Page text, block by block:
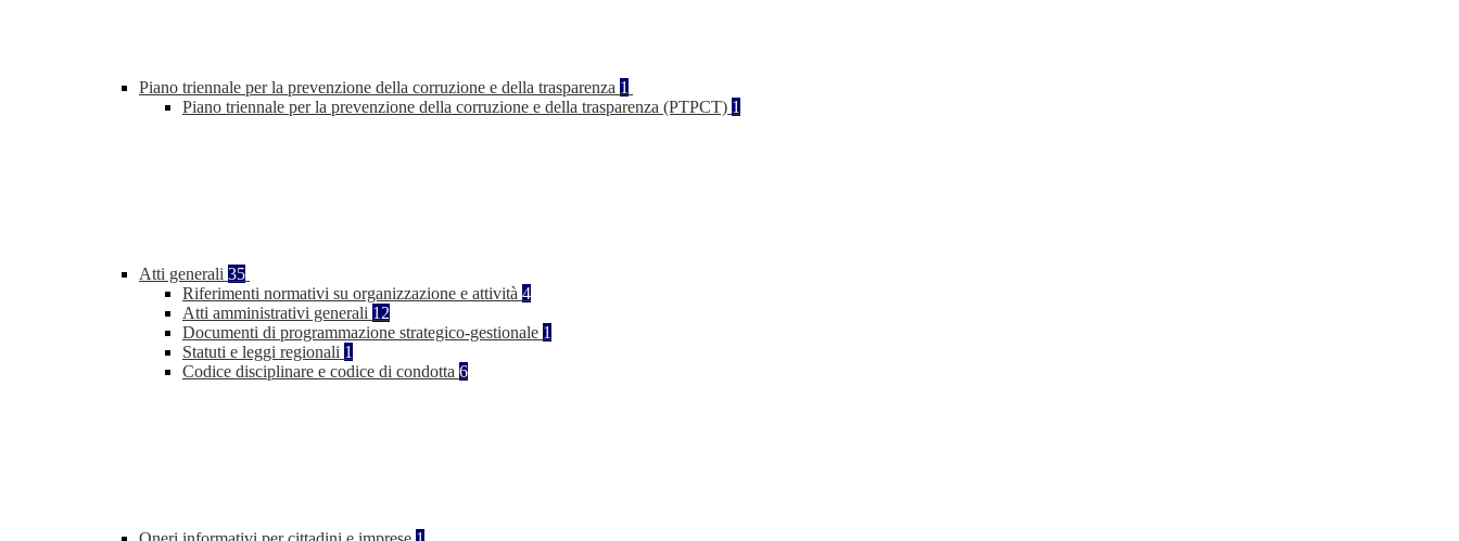
Piano triennale per la prevenzione della corruzione e della trasparenza 1
Piano triennale per la prevenzione della corruzione e della trasparenza (PTPCT) 1
Atti generali 35
Riferimenti normativi su organizzazione e attività 4
Atti amministrativi generali 12
Documenti di programmazione strategico-gestionale 1
Statuti e leggi regionali 1
Codice disciplinare e codice di condotta 6